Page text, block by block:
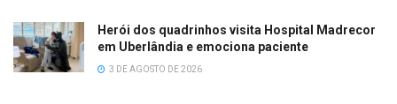
Herói dos quadrinhos visita Hospital Madrecor
em Uberlândia e emociona paciente
3 DE AGOSTO DE 2026